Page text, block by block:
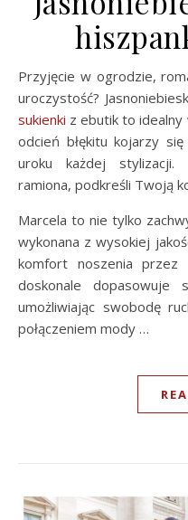
Przyjęcie w ogrodzie, romantyczna kolacja czy wyjątkowa
uroczystość?
sukienki z ebutik to idealny
odcień błękitu kojarzy
uroku każdej stylizacji.
ramiona, podkreśli Twoją
Marcela to nie tylko
wykonana z wysokiej
komfort noszenia przez
doskonale dopasowuje
umożliwiając swobodę
połączeniem mody …